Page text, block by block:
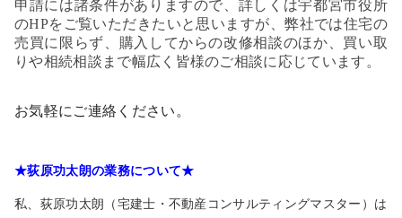
申請には諸条件がありますので、詳しくは宇都宮市役所
のHPをご覧いただきたいと思いますが、弊社では住宅の
売買に限らず、購入してからの改修相談のほか、買い取
りや相続相談まで幅広く皆様のご相談に応じています。
お気軽にご連絡ください。
★荻原功太朗の業務について★
私、荻原功太朗（宅建士・不動産コンサルティングマスター）は